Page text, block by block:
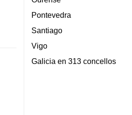
Pontevedra
Santiago
Vigo
Galicia en 313 concellos